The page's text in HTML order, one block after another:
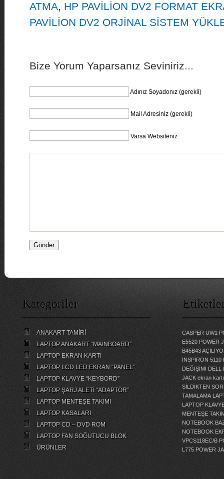
ATMA, HP PAVİLİON DV2 FORMAT
PAVİLİON DV2 ORJİNAL SİSTEM
Bize Yorum Yaparsanız Seviniriz...
Adınız Soyadonız (gerekli)
Mail Adresiniz (gerekli)
Varsa Websiteniz
Kategoriler
ANAKART TAMİRİ
LAPTOP ANAKART “MAİNBOARD”
LAPTOP EKRAN KARTI
LAPTOP LCD LED EKRAN “PANEL”
LAPTOP KLAVYE “KEYBORD”
LAPTOP ŞARJ ALETİ “ADAPTÖR”
LAPTOP MENTEŞE TAKIMI
LAPTOP KASALARI
LAPTOP CD – DVD ROM
LAPTOP FAN SOĞUTUCU BLOK
ÜRÜNLER
CASPER UW1
E5520 POWER
B45B43
İNSPİRON
DEĞİŞİMİ
DELL
JACK ekran
SİLDİKTEN
TAMALAMA
LAPTOP
MENTEŞE
NOTEBOOK
NOTEBOOK
VPCS118EC/B
L775 POWER